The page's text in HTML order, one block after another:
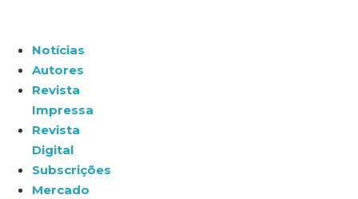
Notícias
Autores
Revista
Impressa
Revista
Digital
Subscrições
Mercado